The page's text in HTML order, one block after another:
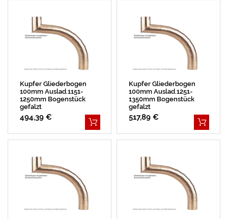
Kupfer Gliederbogen
100mm Auslad.1151-
1250mm Bogenstück
gefalzt
494,39 €
Kupfer Gliederbogen
100mm Auslad.1251-
1350mm Bogenstück
gefalzt
517,89 €